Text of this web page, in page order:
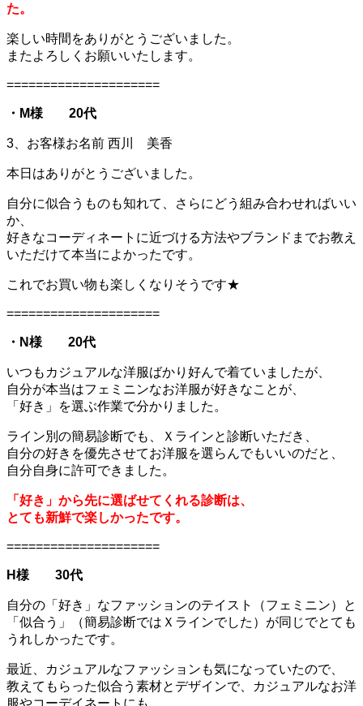
た。
楽しい時間をありがとうございました。
またよろしくお願いいたします。
=====================
・M様 20代
3、お客様お名前 西川 美香
本日はありがとうございました。
自分に似合うものも知れて、さらにどう組み合わせればいい
か、
好きなコーディネートに近づける方法やブランドまでお教え
いただけて本当によかったです。
これでお買い物も楽しくなりそうです★
=====================
・N様 20代
いつもカジュアルな洋服ばかり好んで着ていましたが、
自分が本当はフェミニンなお洋服が好きなことが、
「好き」を選ぶ作業で分かりました。
ライン別の簡易診断でも、Ｘラインと診断いただき、
自分の好きを優先させてお洋服を選らんでもいいのだと、
自分自身に許可できました。
「好き」から先に選ばせてくれる診断は、
とても新鮮で楽しかったです。
=====================
H様 30代
自分の「好き」なファッションのテイスト（フェミニン）と
「似合う」（簡易診断ではＸラインでした）が同じでとても
うれしかったです。
最近、カジュアルなファッションも気になっていたので、
教えてもらった似合う素材とデザインで、カジュアルなお洋
服やコーデイネートにも